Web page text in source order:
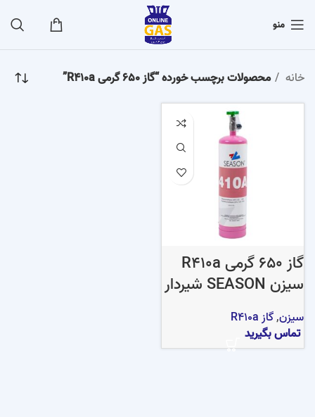
منو
خانه محصولات برچسب خورده “گاز 650 گرمی R410a”
گاز 650 گرمی R410a
سیزن SEASON شیردار
سیزن,گاز R410a
تماس بگیرید